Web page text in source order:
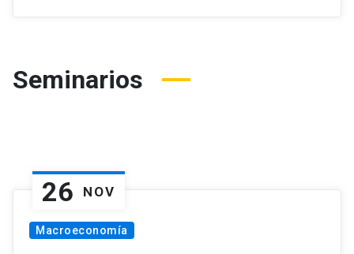
Seminarios
26 NOV
Macroeconomía